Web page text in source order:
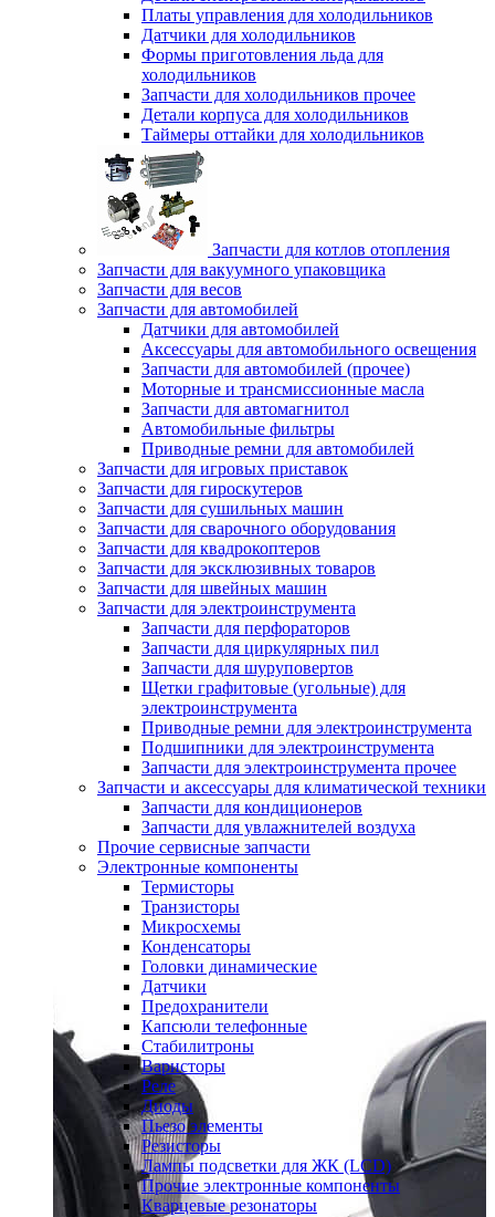
Платы управления для холодильников
Датчики для холодильников
Формы приготовления льда для
холодильников
Запчасти для холодильников прочее
Детали корпуса для холодильников
Таймеры оттайки для холодильников
Запчасти для котлов отопления
Запчасти для вакуумного упаковщика
Запчасти для весов
Запчасти для автомобилей
Датчики для автомобилей
Аксессуары для автомобильного освещения
Запчасти для автомобилей (прочее)
Моторные и трансмиссионные масла
Запчасти для автомагнитол
Автомобильные фильтры
Приводные ремни для автомобилей
Запчасти для игровых приставок
Запчасти для гироскутеров
Запчасти для сушильных машин
Запчасти для сварочного оборудования
Запчасти для квадрокоптеров
Запчасти для эксклюзивных товаров
Запчасти для швейных машин
Запчасти для электроинструмента
Запчасти для перфораторов
Запчасти для циркулярных пил
Запчасти для шуруповертов
Щетки графитовые (угольные) для
электроинструмента
Приводные ремни для электроинструмента
Подшипники для электроинструмента
Запчасти для электроинструмента прочее
Запчасти и аксессуары для климатической техники
Запчасти для кондиционеров
Запчасти для увлажнителей воздуха
Прочие сервисные запчасти
Электронные компоненты
Термисторы
Транзисторы
Микросхемы
Конденсаторы
Головки динамические
Датчики
Предохранители
Капсюли телефонные
Стабилитроны
Варисторы
Реле
Диоды
Пьезо элементы
Резисторы
Лампы подсветки для ЖК (LCD)
Прочие электронные компоненты
Кварцевые резонаторы